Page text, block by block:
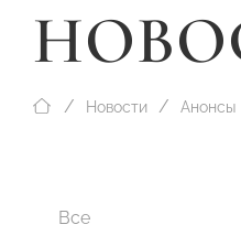
Новости Анонсы
Все